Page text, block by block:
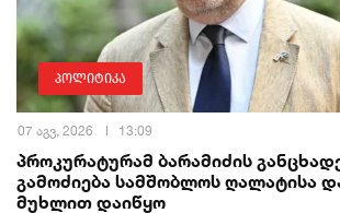
პოლიტიკა
07 აგვ, 2026 13:09
პროკურატურამ ბარამიძის
გამოძიება სამშობლოს ღალატისა
მუხლით დაიწყო